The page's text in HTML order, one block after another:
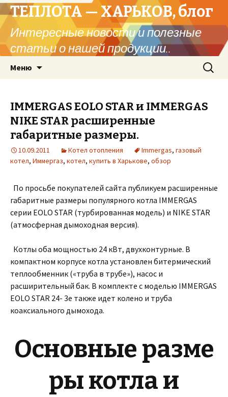
ТЕПЛОТА — ХАРЬКОВ, блог
Интересные новости и полезные
статьи о нашей продукции..
Меню Найти:
IMMERGAS EOLO STAR и IMMERGAS
NIKE STAR расширенные
габаритные размеры.
10.09.2011 Котел отопления Immergas, газовый
котел, Иммергаз, котел, купить в Харькове, обзор
По просьбе покупателей сайта публикуем расширенные
габаритные размеры популярного котла IMMERGAS
серии EOLO STAR (турбированная модель) и NIKE STAR
(атмосферная дымоходная версия).
Котлы оба мощностью 24 кВт, двухконтурные. В
компактном корпусе котла установлен битермический
теплообменник («труба в трубе»), насос и
расширительный бак. В комплекте с моделью IMMERGAS
EOLO STAR 24- 3e также идет колено и труба
коаксиального дымохода.
Основные разме
ры котла и